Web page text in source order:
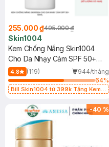
255.000 ₫495.000 ₫
Skin1004
Kem Chống Nắng Skin1004
Cho Da Nhạy Cảm SPF 50+
50ml
4.8 (119)
944/tháng
64%
Bill Skin1004 từ 399k Tặng Kem
SPF 50+ 20ml (SL Có Hạn)
-40 %